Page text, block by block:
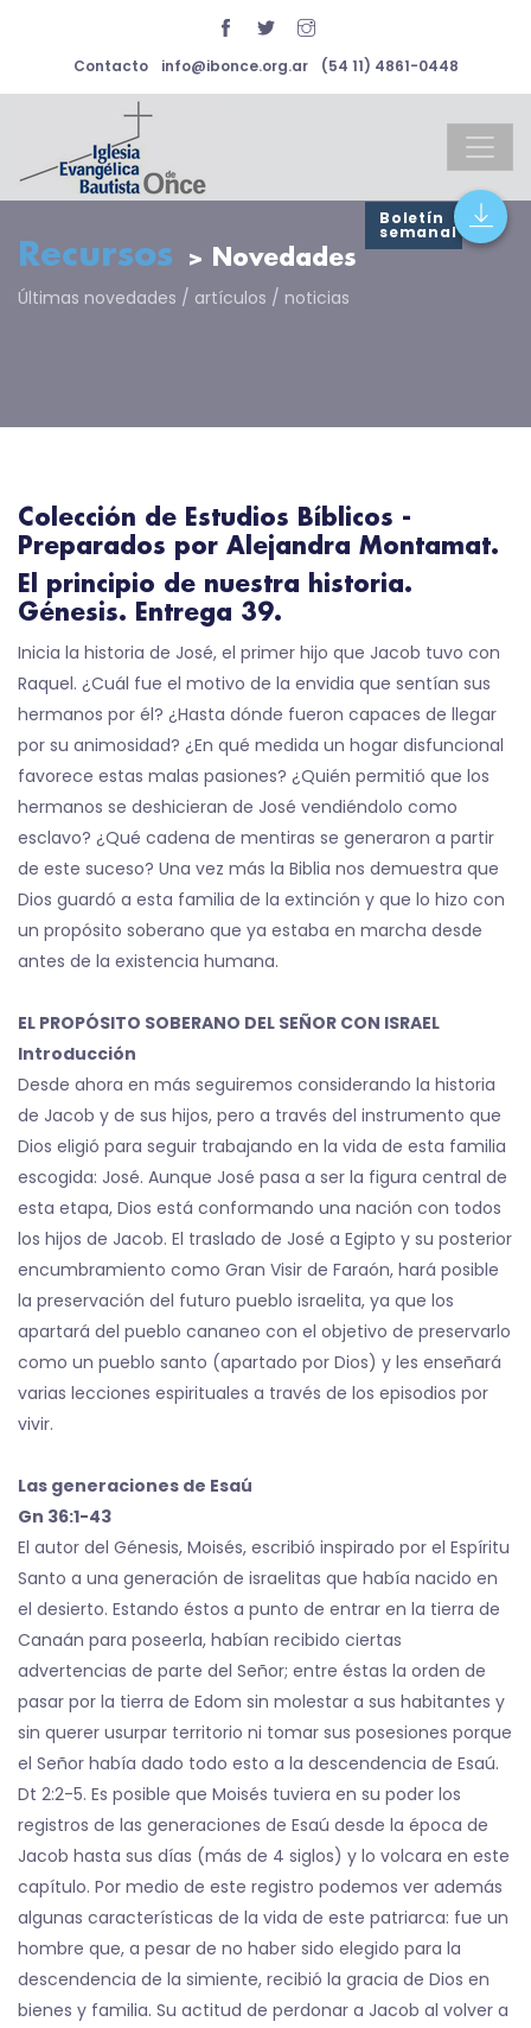
Contacto info@ibonce.org.ar (54 11) 4861-0448
Boletín
semanal
Recursos > Novedades
Últimas novedades / artículos / noticias
Colección de Estudios Bíblicos -
Preparados por Alejandra Montamat.
El principio de nuestra historia.
Génesis. Entrega 39.
Inicia la historia de José, el primer hijo que Jacob tuvo con
Raquel. ¿Cuál fue el motivo de la envidia que sentían sus
hermanos por él? ¿Hasta dónde fueron capaces de llegar
por su animosidad? ¿En qué medida un hogar disfuncional
favorece estas malas pasiones? ¿Quién permitió que los
hermanos se deshicieran de José vendiéndolo como
esclavo? ¿Qué cadena de mentiras se generaron a partir
de este suceso? Una vez más la Biblia nos demuestra que
Dios guardó a esta familia de la extinción y que lo hizo con
un propósito soberano que ya estaba en marcha desde
antes de la existencia humana.
EL PROPÓSITO SOBERANO DEL SEÑOR CON ISRAEL
Introducción
Desde ahora en más seguiremos considerando la historia
de Jacob y de sus hijos, pero a través del instrumento que
Dios eligió para seguir trabajando en la vida de esta familia
escogida: José. Aunque José pasa a ser la figura central de
esta etapa, Dios está conformando una nación con todos
los hijos de Jacob. El traslado de José a Egipto y su posterior
encumbramiento como Gran Visir de Faraón, hará posible
la preservación del futuro pueblo israelita, ya que los
apartará del pueblo cananeo con el objetivo de preservarlo
como un pueblo santo (apartado por Dios) y les enseñará
varias lecciones espirituales a través de los episodios por
vivir.
Las generaciones de Esaú
Gn 36:1-43
El autor del Génesis, Moisés, escribió inspirado por el Espíritu
Santo a una generación de israelitas que había nacido en
el desierto. Estando éstos a punto de entrar en la tierra de
Canaán para poseerla, habían recibido ciertas
advertencias de parte del Señor; entre éstas la orden de
pasar por la tierra de Edom sin molestar a sus habitantes y
sin querer usurpar territorio ni tomar sus posesiones porque
el Señor había dado todo esto a la descendencia de Esaú.
Dt 2:2-5. Es posible que Moisés tuviera en su poder los
registros de las generaciones de Esaú desde la época de
Jacob hasta sus días (más de 4 siglos) y lo volcara en este
capítulo. Por medio de este registro podemos ver además
algunas características de la vida de este patriarca: fue un
hombre que, a pesar de no haber sido elegido para la
descendencia de la simiente, recibió la gracia de Dios en
bienes y familia. Su actitud de perdonar a Jacob al volver a